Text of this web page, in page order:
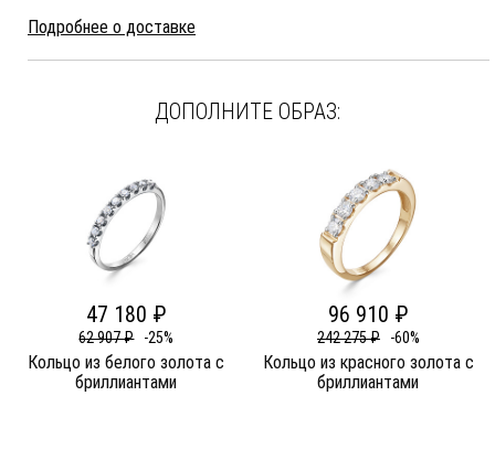
Подробнее о доставке
ДОПОЛНИТЕ ОБРАЗ:
47 180 ₽
62 907 ₽ -25%
Кольцо из белого золота c
бриллиантами
96 910 ₽
242 275 ₽ -60%
Кольцо из красного золота c
бриллиантами